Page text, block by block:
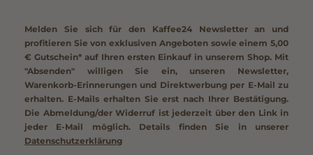
Melden Sie sich für den Kaffee24 Newsletter an und
profitieren Sie von exklusiven Angeboten sowie einem 5,00
€ Gutschein* auf Ihren ersten Einkauf in unserem Shop. Mit
"Absenden" willigen Sie ein, unseren Newsletter,
Warenkorb-Erinnerungen und Direktwerbung per E-Mail zu
erhalten. E-Mails erhalten Sie erst nach Ihrer Bestätigung.
Die Abmeldung/der Widerruf ist jederzeit über den Link in
jeder E-Mail möglich. Details finden Sie in unserer
Datenschutzerklärung